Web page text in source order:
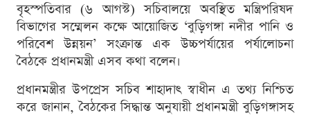
বৃহস্পতিবার (৬ আগস্ট) সচিবালয়ে অবস্থিত মন্ত্রিপরিষদ
বিভাগের সম্মেলন কক্ষে আয়োজিত ‘বুড়িগঙ্গা নদীর পানি ও
পরিবেশ উন্নয়ন’ সংক্রান্ত এক উচ্চপর্যায়ের পর্যালোচনা
বৈঠকে প্রধানমন্ত্রী এসব কথা বলেন।
প্রধানমন্ত্রীর উপপ্রেস সচিব শাহাদাৎ স্বাধীন এ তথ্য নিশ্চিত
করে জানান, বৈঠকের সিদ্ধান্ত অনুযায়ী প্রধানমন্ত্রী বুড়িগঙ্গাসহ